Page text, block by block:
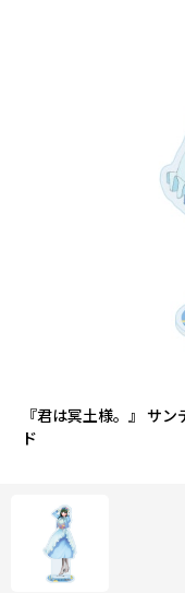
『君は冥土様。』 サ
ド